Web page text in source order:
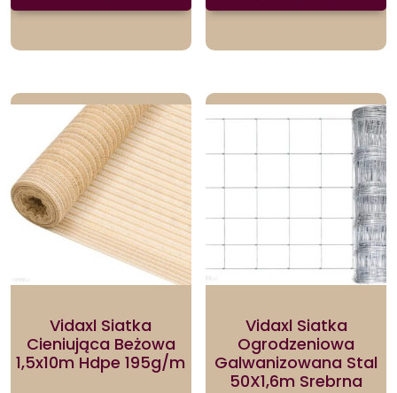
Vidaxl Siatka
Cieniująca Beżowa
1,5x10m Hdpe 195g/m
Vidaxl Siatka
Ogrodzeniowa
Galwanizowana Stal
50X1,6m Srebrna